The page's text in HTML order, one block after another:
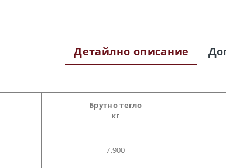
Детайлно описание
Брутно тегло
кг
7.900